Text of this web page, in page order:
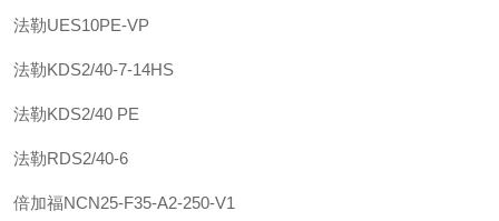
法勒UES10PE-VP
法勒KDS2/40-7-14HS
法勒KDS2/40 PE
法勒RDS2/40-6
倍加福NCN25-F35-A2-250-V1